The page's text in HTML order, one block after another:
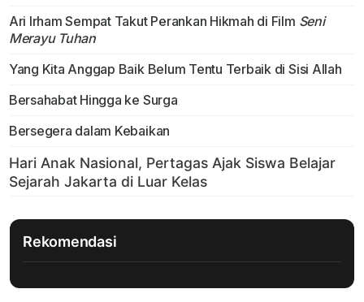
Ari Irham Sempat Takut Perankan Hikmah di Film Seni
Merayu Tuhan
Yang Kita Anggap Baik Belum Tentu Terbaik di Sisi Allah
Bersahabat Hingga ke Surga
Bersegera dalam Kebaikan
Rekomendasi